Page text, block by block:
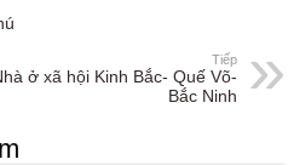
Tiếp
ở xã hội Kinh Bắc- Quế Võ-
Bắc Ninh